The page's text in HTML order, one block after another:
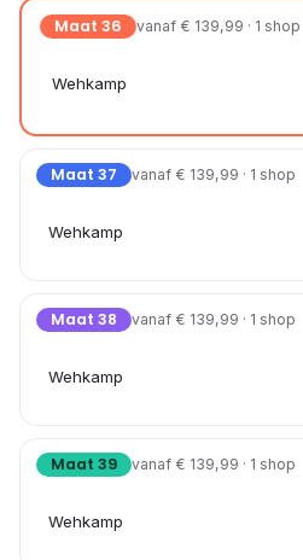
Maat 36 vanaf € 139,99 · 1 shop
Wehkamp
Maat 37 vanaf € 139,99 · 1 shop
Wehkamp
Maat 38 vanaf € 139,99 · 1 shop
Wehkamp
Maat 39 vanaf € 139,99 · 1 shop
Wehkamp